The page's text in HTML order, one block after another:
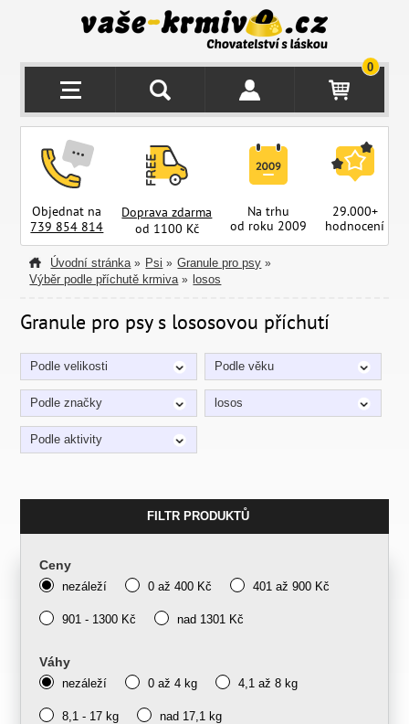
0
Objednat na
739 854 814
Doprava zdarma
od 1100 Kč
Na trhu
od roku 2009
29.000+
hodnocení
Úvodní stránka » Psi » Granule pro psy »
Výběr podle příchutě krmiva » losos
Granule pro psy s lososovou příchutí
Podle velikosti Podle věku
Podle značky losos
Podle aktivity
FILTR PRODUKTŮ
Ceny
nezáleží 0 až 400 Kč 401 až 900 Kč
901 - 1300 Kč nad 1301 Kč
Váhy
nezáleží 0 až 4 kg 4,1 až 8 kg
8,1 - 17 kg nad 17,1 kg